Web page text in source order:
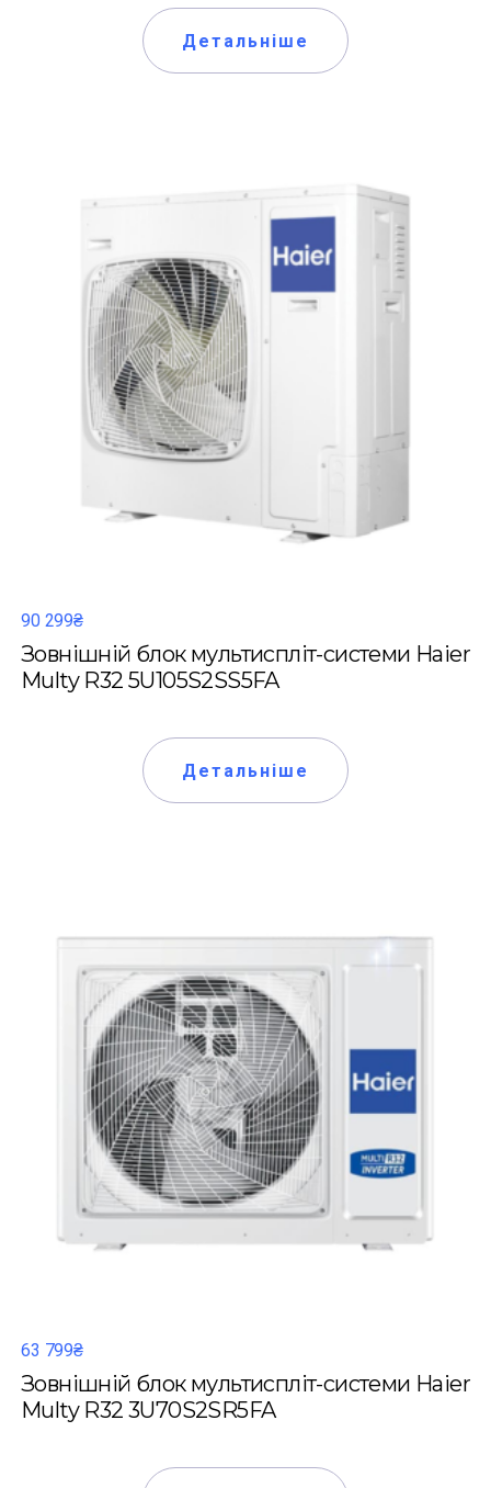
Детальніше
90 299₴
Зовнішній блок мультиспліт-системи Haier
Multy R32 5U105S2SS5FA
Детальніше
63 799₴
Зовнішній блок мультиспліт-системи Haier
Multy R32 3U70S2SR5FA